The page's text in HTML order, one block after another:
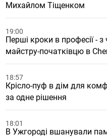
Михайлом Тіщенком
19:00
Перші кроки в професії -
майстру-початківцю в
18:57
Крісло-пуф в дім для
за одне рішення
18:01
В Ужгороді вшанували